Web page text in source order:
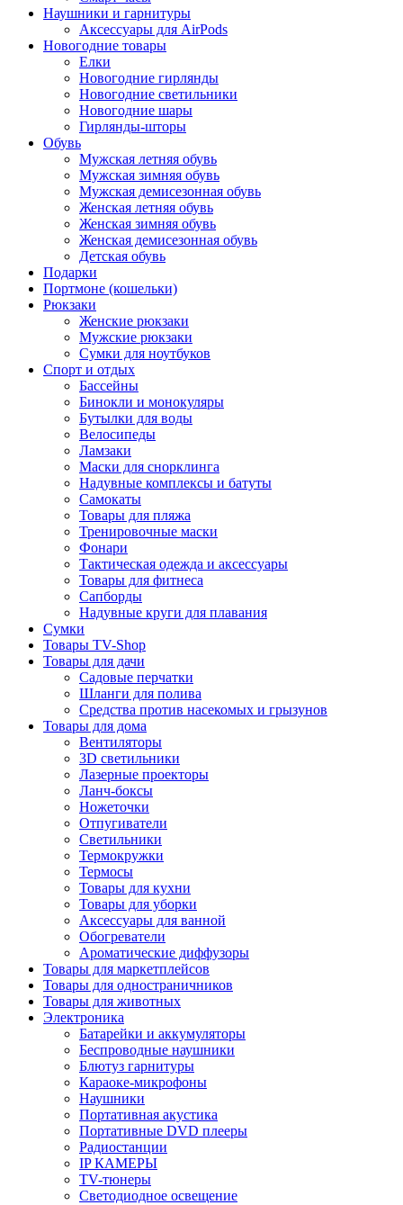
Наушники и гарнитуры
Аксессуары для AirPods
Новогодние товары
Елки
Новогодние гирлянды
Новогодние светильники
Новогодние шары
Гирлянды-шторы
Обувь
Мужская летняя обувь
Мужская зимняя обувь
Мужская демисезонная обувь
Женская летняя обувь
Женская зимняя обувь
Женская демисезонная обувь
Детская обувь
Подарки
Портмоне (кошельки)
Рюкзаки
Женские рюкзаки
Мужские рюкзаки
Сумки для ноутбуков
Спорт и отдых
Бассейны
Бинокли и монокуляры
Бутылки для воды
Велосипеды
Ламзаки
Маски для снорклинга
Надувные комплексы и батуты
Самокаты
Товары для пляжа
Тренировочные маски
Фонари
Тактическая одежда и аксессуары
Товары для фитнеса
Сапборды
Надувные круги для плавания
Сумки
Товары TV-Shop
Товары для дачи
Садовые перчатки
Шланги для полива
Средства против насекомых и грызунов
Товары для дома
Вентиляторы
3D светильники
Лазерные проекторы
Ланч-боксы
Ножеточки
Отпугиватели
Светильники
Термокружки
Термосы
Товары для кухни
Товары для уборки
Аксессуары для ванной
Обогреватели
Ароматические диффузоры
Товары для маркетплейсов
Товары для одностраничников
Товары для животных
Электроника
Батарейки и аккумуляторы
Беспроводные наушники
Блютуз гарнитуры
Караоке-микрофоны
Наушники
Портативная акустика
Портативные DVD плееры
Радиостанции
IP КАМЕРЫ
TV-тюнеры
Светодиодное освещение